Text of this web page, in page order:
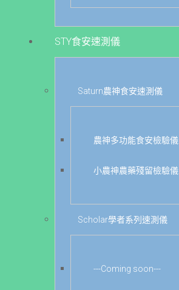
STY食安速測儀
Saturn農神食安速測儀
農神多功能食安檢驗儀
小農神農藥殘留檢驗儀
Scholar學者系列速測儀
---Coming soon---